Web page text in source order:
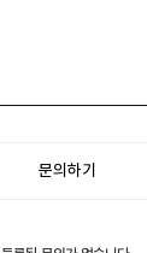
문의하기